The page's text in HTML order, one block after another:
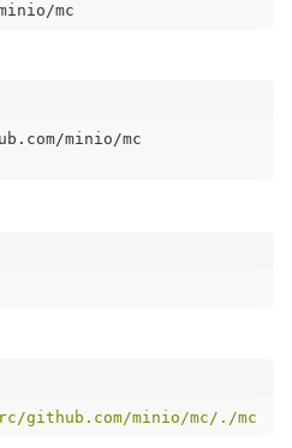
minio/mc
github.com/minio/mc/./mc"